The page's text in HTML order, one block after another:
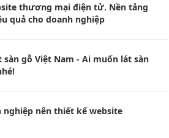
thương mại điện tử. Nền tảng
quả cho doanh nghiệp
sàn gỗ Việt Nam - Ai muốn lát sàn
nghiệp nên thiết kế website